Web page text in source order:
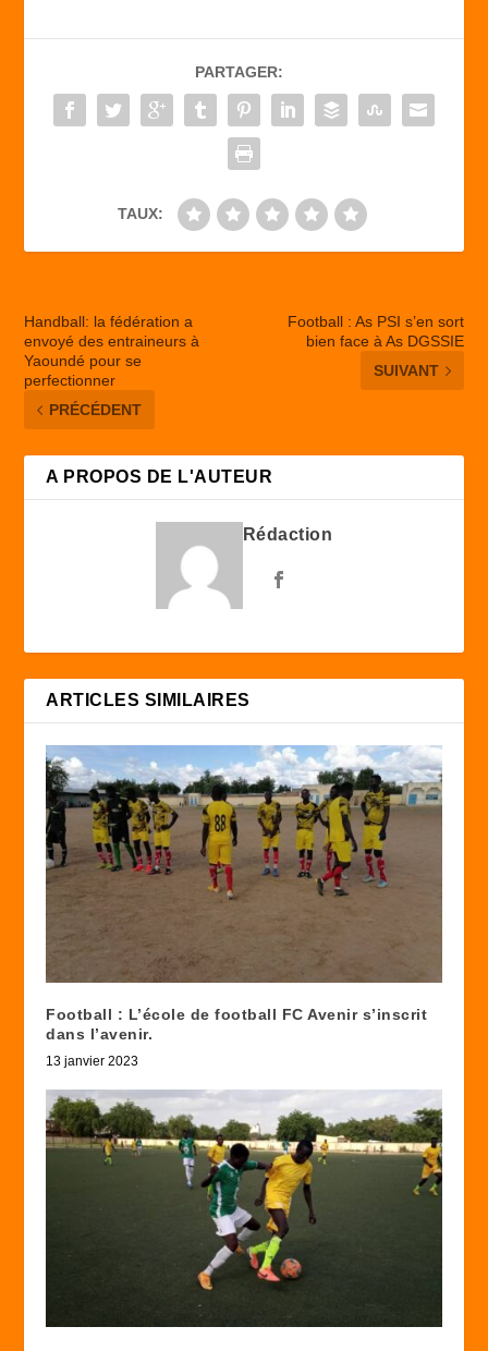
b
o
o
d
o
n
er
PARTAGER:
TAUX:
Handball: la fédération a
envoyé des entraineurs à
Yaoundé pour se
perfectionner
PRÉCÉDENT
Football : As PSI s’en sort
bien face à As DGSSIE
SUIVANT
A PROPOS DE L'AUTEUR
Rédaction
ARTICLES SIMILAIRES
Football : L’école de football FC Avenir s’inscrit
dans l’avenir.
13 janvier 2023